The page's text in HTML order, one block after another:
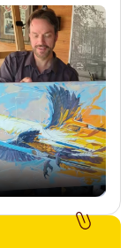
dat technische
en
van traditionele
die voor het
die
ik bied
aanpak van
Mijn doel is niet
om je te leren
bij mij studeren?